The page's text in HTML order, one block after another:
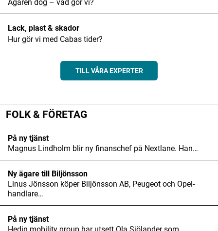
Ägaren dog – vad gör vi?
Lack, plast & skador
Hur gör vi med Cabas tider?
TILL VÅRA EXPERTER
FOLK & FÖRETAG
På ny tjänst
Magnus Lindholm blir ny finanschef på Nextlane. Han…
Ny ägare till Biljönsson
Linus Jönsson köper Biljönsson AB, Peugeot och Opel-
handlare…
På ny tjänst